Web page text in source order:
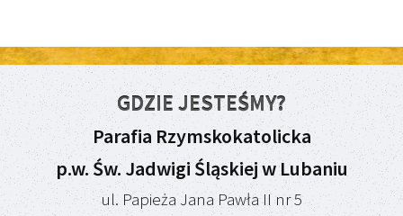
GDZIE JESTEŚMY?
Parafia Rzymskokatolicka
p.w. Św. Jadwigi Śląskiej w Lubaniu
ul. Papieża Jana Pawła II nr 5